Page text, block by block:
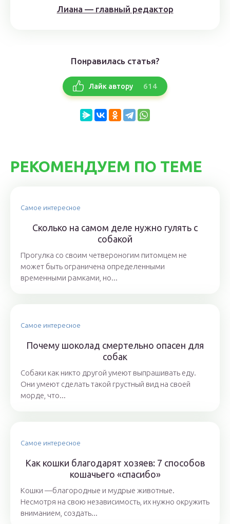
Лиана — главный редактор
Понравилась статья?
Лайк автору 614
РЕКОМЕНДУЕМ ПО ТЕМЕ
Самое интересное
Сколько на самом деле нужно гулять с
собакой
Прогулка со своим четвероногим питомцем не
может быть ограничена определенными
временными рамками, но...
Самое интересное
Почему шоколад смертельно опасен для
собак
Собаки как никто другой умеют выпрашивать еду.
Они умеют сделать такой грустный вид на своей
морде, что...
Самое интересное
Как кошки благодарят хозяев: 7 способов
кошачьего «спасибо»
Кошки —благородные и мудрые животные.
Несмотря на свою независимость, их нужно окружить
вниманием, создать...